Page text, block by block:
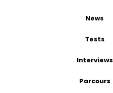
News
Tests
Interviews
Parcours